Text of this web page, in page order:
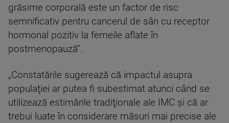
grăsime corporală este un factor de risc
semnificativ pentru cancerul de sân cu receptor
hormonal pozitiv la femeile aflate în
postmenopauză”.
„Constatările sugerează că impactul asupra
populaţiei ar putea fi subestimat atunci când se
utilizează estimările tradiţionale ale IMC şi că ar
trebui luate în considerare măsuri mai precise ale